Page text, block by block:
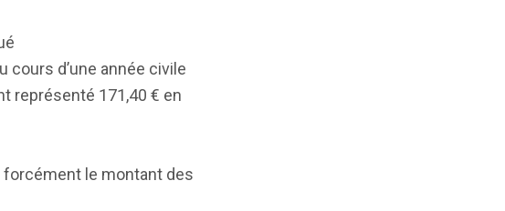
cours d’une année civile
représenté 171,40 € en
le montant des